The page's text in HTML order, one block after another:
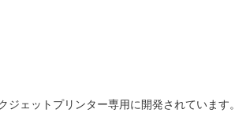
ェットプリンター専用に開発されていま